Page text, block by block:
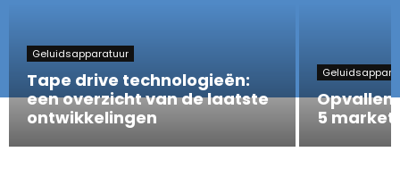
Geluidsapparatuur
Tape drive technologieën:
een overzicht van de laatste
ontwikkelingen
Opvallen
5